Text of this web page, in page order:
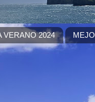
VERANO 2024